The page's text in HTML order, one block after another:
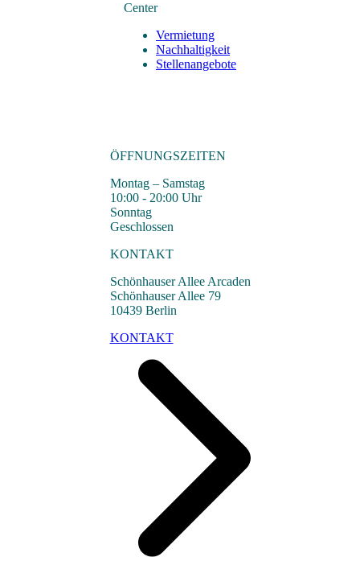
Center
Vermietung
Nachhaltigkeit
Stellenangebote
ÖFFNUNGSZEITEN
Montag – Samstag
10:00 - 20:00 Uhr
Sonntag
Geschlossen
KONTAKT
Schönhauser Allee Arcaden
Schönhauser Allee 79
10439 Berlin
KONTAKT